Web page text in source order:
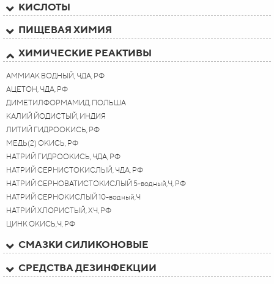
КИСЛОТЫ
ПИЩЕВАЯ ХИМИЯ
ХИМИЧЕСКИЕ РЕАКТИВЫ
АММИАК ВОДНЫЙ, ЧДА, РФ
АЦЕТОН, ЧДА, РФ
ДИМЕТИЛФОРМАМИД, ПОЛЬША
КАЛИЙ ЙОДИСТЫЙ, ИНДИЯ
ЛИТИЙ ГИДРООКИСЬ, РФ
МЕДЬ(2) ОКИСЬ, РФ
НАТРИЙ ГИДРООКИСЬ, ЧДА, РФ
НАТРИЙ СЕРНИСТОКИСЛЫЙ, ЧДА, РФ
НАТРИЙ СЕРНОВАТИСТОКИСЛЫЙ 5-водный,Ч, РФ
НАТРИЙ СЕРНОКИСЛЫЙ 10-водный,Ч
НАТРИЙ ХЛОРИСТЫЙ, ХЧ, РФ
ЦИНК ОКИСЬ,Ч, РФ
СМАЗКИ СИЛИКОНОВЫЕ
СРЕДСТВА ДЕЗИНФЕКЦИИ